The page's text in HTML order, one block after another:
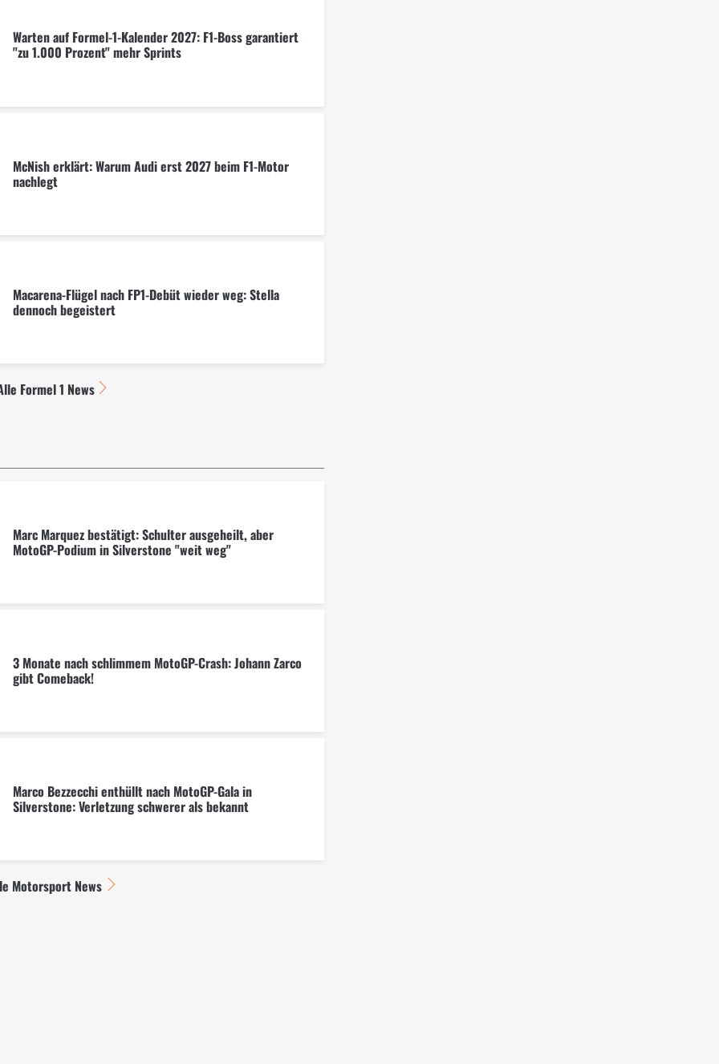
Warten auf Formel-1-Kalender 2027: F1-Boss garantiert
"zu 1.000 Prozent" mehr Sprints
McNish erklärt: Warum Audi erst 2027 beim F1-Motor
nachlegt
Macarena-Flügel nach FP1-Debüt wieder weg: Stella
dennoch begeistert
Formel 1 News
Marc Marquez bestätigt: Schulter ausgeheilt, aber
MotoGP-Podium in Silverstone "weit weg"
3 Monate nach schlimmem MotoGP-Crash: Johann Zarco
gibt Comeback!
Marco Bezzecchi enthüllt nach MotoGP-Gala in
Silverstone: Verletzung schwerer als bekannt
Motorsport News